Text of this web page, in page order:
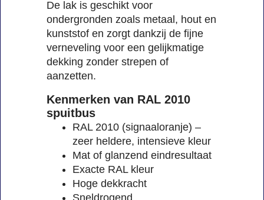
De lak is geschikt voor
ondergronden zoals metaal, hout en
kunststof en zorgt dankzij de fijne
verneveling voor een gelijkmatige
dekking zonder strepen of
aanzetten.
Kenmerken van RAL 2010
spuitbus
RAL 2010 (signaaloranje) –
zeer heldere, intensieve kleur
Mat of glanzend eindresultaat
Exacte RAL kleur
Hoge dekkracht